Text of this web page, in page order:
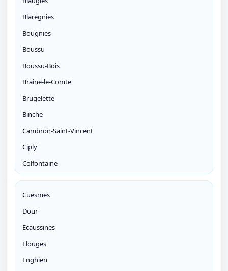
Blaregnies
Bougnies
Boussu
Boussu-Bois
Braine-le-Comte
Brugelette
Binche
Cambron-Saint-Vincent
Ciply
Colfontaine
Cuesmes
Dour
Ecaussines
Elouges
Enghien